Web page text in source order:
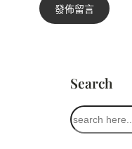
Search
搜
尋